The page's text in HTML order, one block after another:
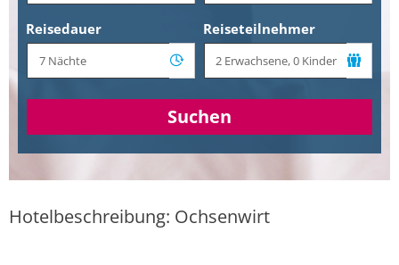
Reisedauer Reiseteilnehmer
Suchen
Hotelbeschreibung: Ochsenwirt